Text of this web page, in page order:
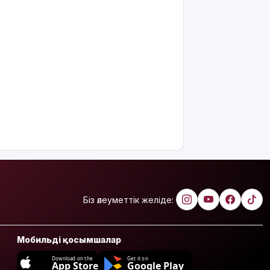
Біз әлеуметтік желіде:
Мобильді қосымшалар
Download on the
App Store
Get it on
Google Play